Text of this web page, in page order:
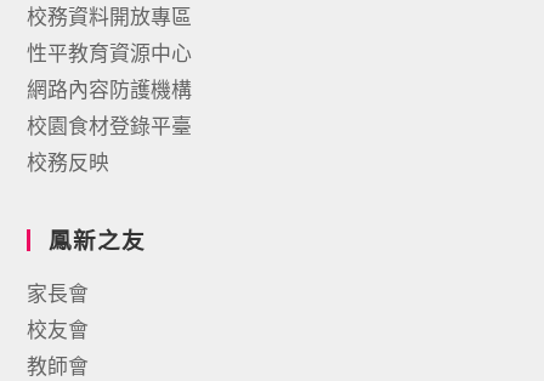
校務資料開放專區
性平教育資源中心
網路內容防護機構
校園食材登錄平臺
校務反映
鳳新之友
家長會
校友會
教師會